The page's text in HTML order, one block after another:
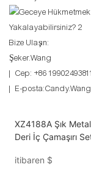
Bize Ulaşın:
Şeker.Wang
| Cep: +86
| E-
XZ4188A Şık
Deri İç Çamaşırı
Kulüp ve Randevu
itibaren $